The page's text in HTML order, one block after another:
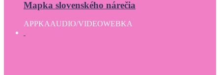
Mapka slovenského nárečia
APPKAAUDIO/VIDEOWEBKA